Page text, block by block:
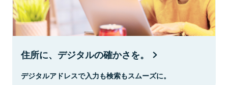
住所に、デジタルの確かさを。
デジタルアドレスで入力も検索もスムーズに。